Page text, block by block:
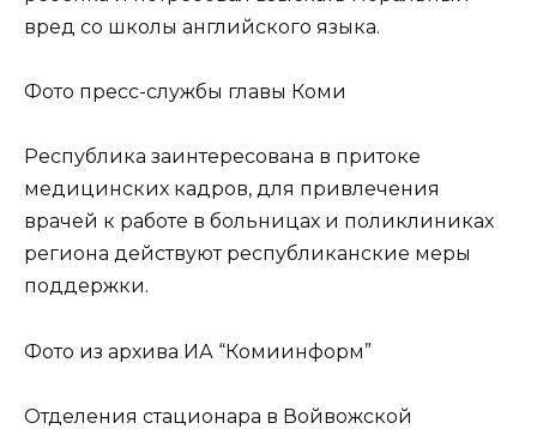
вред со школы английского языка.
Фото пресс-службы главы Коми
Республика заинтересована в притоке
медицинских кадров, для привлечения
врачей к работе в больницах и поликлиниках
региона действуют республиканские меры
поддержки.
Фото из архива ИА “Комиинформ”
Отделения стационара в Войвожской